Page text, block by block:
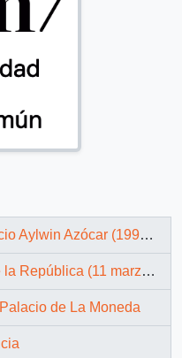
Azócar (1990-1994)
(11 marzo 1990 – 11 marzo 1994)
de La Moneda